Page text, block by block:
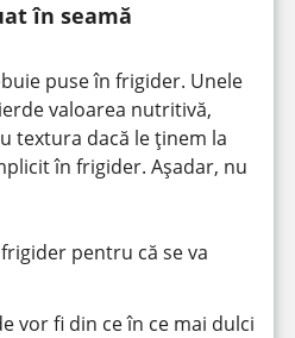
în seamă
puse în frigider. Unele
valoarea nutritivă,
textura dacă le ținem la
în frigider. Așadar, nu
pentru că se va
vor fi din ce în ce mai dulci